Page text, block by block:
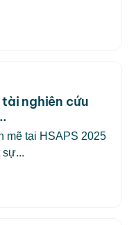
nghiên cứu
mẽ tại HSAPS 2025
sự...